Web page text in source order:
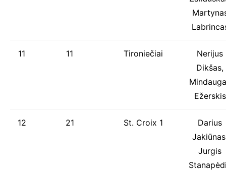
11 11 Tironiečiai
Nerijus
Dikšas,
Ežerskis
12 21 St. Croix 1
Darius
Jurgis